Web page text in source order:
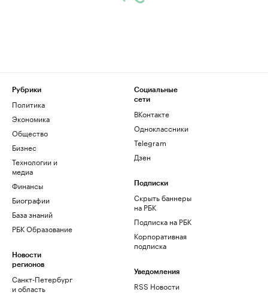
Рубрики
Политика
Экономика
Общество
Бизнес
Технологии и
медиа
Финансы
Биографии
База знаний
РБК Образование
Новости
регионов
Санкт-Петербург
и область
Социальные
сети
ВКонтакте
Одноклассники
Telegram
Дзен
Подписки
Скрыть баннеры
на РБК
Подписка на РБК
Корпоративная
подписка
Уведомления
RSS Новости